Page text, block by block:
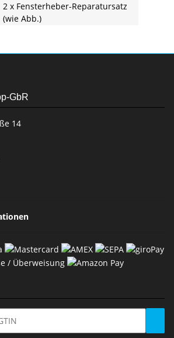
2 x Fensterheber-Reparatursatz
(wie Abb.)
GbR
14